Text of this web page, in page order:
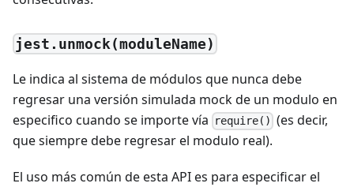
jest.unmock(moduleName)
Le indica al sistema de módulos que nunca debe
regresar una versión simulada mock de un modulo en
especifico cuando se importe vía
require() (es decir,
que siempre debe regresar el modulo real).
El uso más común de esta API es para especificar el